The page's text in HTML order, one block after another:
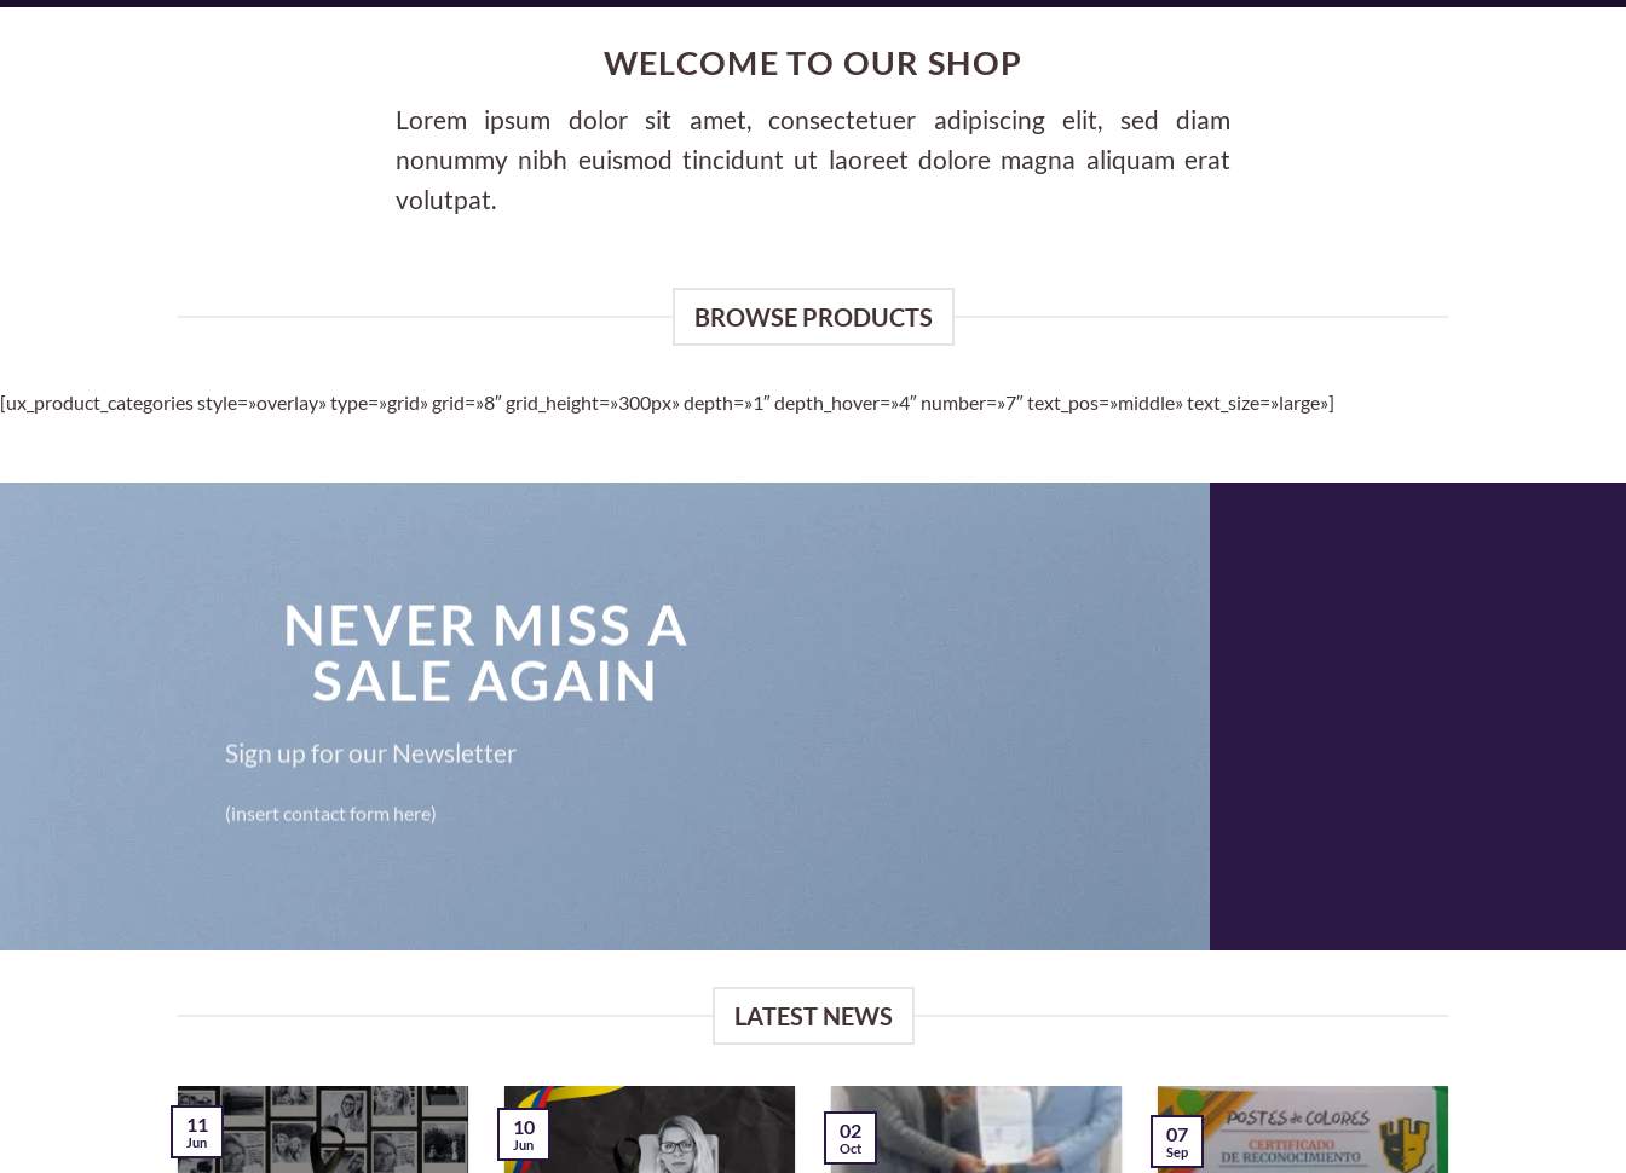
WELCOME TO OUR SHOP
Lorem ipsum dolor sit amet, consectetuer adipiscing elit, sed diam
nonummy nibh euismod tincidunt ut laoreet dolore magna aliquam erat
volutpat.
BROWSE PRODUCTS
[ux_product_categories style=»overlay» type=»grid» grid=»8″ grid_height=»300px» depth=»1″ depth_hover=»4″ number=»7″ text_pos=»middle» text_size=»large»]
NEVER MISS A
SALE AGAIN
Sign up for our Newsletter
(insert contact form here)
LATEST NEWS
11
Jun
10
Jun
02
Oct
07
Sep